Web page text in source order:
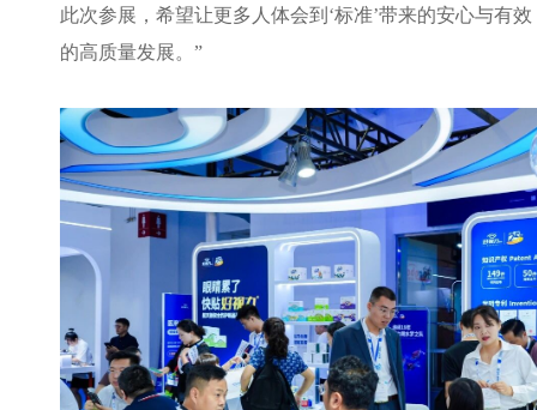
此次参展，希望让更多人体会到‘标准’带来的安心与有
的高质量发展。”